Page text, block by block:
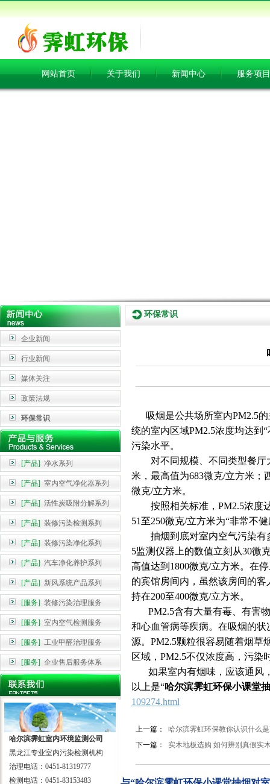
网站首页 关于我们 新闻中心 服务项目
企业新闻
行业新闻
媒体关注
政策法规
环保常识
[产品] 净水系列
[产品] 室内空气净化器系列
[产品] 活性炭吸附分解系列
[产品] 装修污染检测系列
[产品] 装修污染净化系列
[产品] 汽车净化养护系列
[产品] 新风系统产品系列
[服务] 装修污染治理服务
[服务] 室内空气检测服务
[服务] 工业甲醛治理服务
[服务] 企业售后服务体系
哈尔滨霁虹室内环境监测公司
黑龙江专业室内污染检测机构
治理电话：0451-81319777
检测电话：0451-83153483
环保常识
吸烟是公共场所室内PM2.5的
统的室内区域PM2.5浓度均达到
污染水平。
对不同规模、不同类型餐厅大
米，最高值为683微克/立方米；
微克/立方米。
按照相关标准，PM2.5浓度达
51至250微克/立方米为“非常不
抽烟到底对室内空气污染有多
5监测仪器上的数值立刻从30微
高值达到1800微克/立方米。在
的宾馆房间内，虽然该房间的客
持在200至400微克/立方米。
PM2.5含有大量有毒、有害物
和心血管病等疾病。在吸烟的状
源。PM2.5颗粒很容易随着烟草
区域，PM2.5不仅浓度高，污染
如果室内有烟味，应该通风，
以上是“哈尔滨霁虹环保小课堂
109274.html
上一篇：
哈尔滨霁虹环保教你认识什么是
下一篇：
实木地板选购 如何辨别真假实